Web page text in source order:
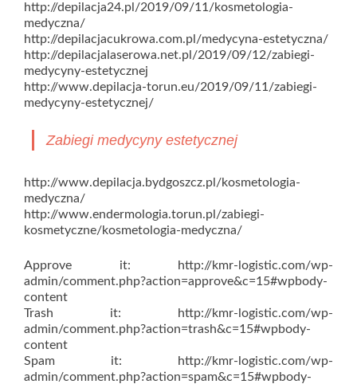
http://depilacja24.pl/2019/09/11/kosmetologia-
medyczna/
http://depilacjacukrowa.com.pl/medycyna-estetyczna/
http://depilacjalaserowa.net.pl/2019/09/12/zabiegi-
medycyny-estetycznej
http://www.depilacja-torun.eu/2019/09/11/zabiegi-
medycyny-estetycznej/
Zabiegi medycyny estetycznej
http://www.depilacja.bydgoszcz.pl/kosmetologia-
medyczna/
http://www.endermologia.torun.pl/zabiegi-
kosmetyczne/kosmetologia-medyczna/
Approve it: http://kmr-logistic.com/wp-
admin/comment.php?action=approve&c=15#wpbody-
content
Trash it: http://kmr-logistic.com/wp-
admin/comment.php?action=trash&c=15#wpbody-
content
Spam it: http://kmr-logistic.com/wp-
admin/comment.php?action=spam&c=15#wpbody-